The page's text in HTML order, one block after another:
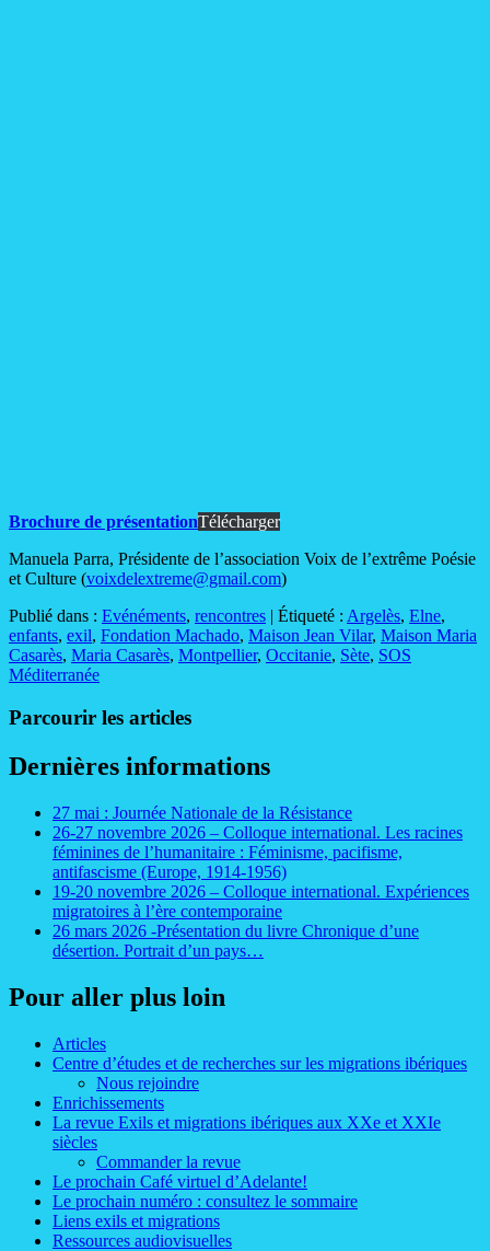
Brochure de présentationTélécharger
Manuela Parra, Présidente de l’association Voix de l’extrême Poésie
et Culture (voixdelextreme@gmail.com)
Publié dans : Evénéments, rencontres | Étiqueté : Argelès, Elne,
enfants, exil, Fondation Machado, Maison Jean Vilar, Maison Maria
Casarès, Maria Casarès, Montpellier, Occitanie, Sète, SOS
Méditerranée
Parcourir les articles
Dernières informations
27 mai : Journée Nationale de la Résistance
26-27 novembre 2026 – Colloque international. Les racines
féminines de l’humanitaire : Féminisme, pacifisme,
antifascisme (Europe, 1914-1956)
19-20 novembre 2026 – Colloque international. Expériences
migratoires à l’ère contemporaine
26 mars 2026 -Présentation du livre Chronique d’une
désertion. Portrait d’un pays…
Pour aller plus loin
Articles
Centre d’études et de recherches sur les migrations ibériques
Nous rejoindre
Enrichissements
La revue Exils et migrations ibériques aux XXe et XXIe
siècles
Commander la revue
Le prochain Café virtuel d’Adelante!
Le prochain numéro : consultez le sommaire
Liens exils et migrations
Ressources audiovisuelles